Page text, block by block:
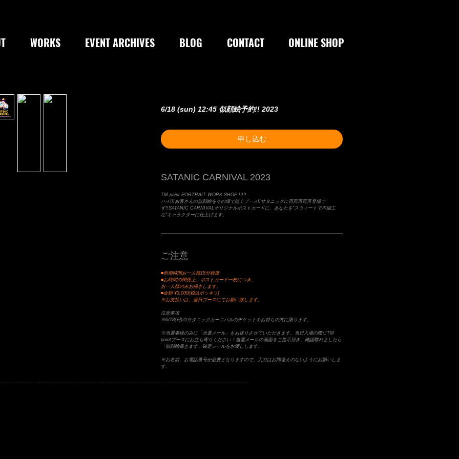
WORKS EVENT ARCHIVES BLOG CONTACT ONLINE SHOP
6/18 (sun) 12:45 似顔絵予約!! 2023
申し込む
SATANIC CARNIVAL 2023
TM paint PORTRAIT WORK SHOP !!!!!
ハイ!!!お客さんの似顔絵をその場で描くブース!!サタニックに再再再再再登場で
す!!SATANIC CARNIVALオリジナルポストカードに、あなたを"スウィートで不細工
な"キャラクターに仕上げます。
ご注意
■所用時間お一人様15分程度
■お時間の関係上、ポストカード一枚につき、
お一人様のみお描きします。
■金額 ¥3,000(税込ポッキリ)
※お支払いは、当日ブースにてお願い致します。
注意事項
※6/18(日)のサタニックカーニバルのチケットをお持ちの方に限ります。
※当選者様のみに「当選メール」をお送りさせていただきます。当日入場の際にTM
paintブースにお立ち寄りください！当選メールの画面をご提示頂き、確認取れましたら
「似顔絵書きます」確定シールをお渡しします。
※お名前、お電話番号が必要となりますので、入力はお間違えのないようにお願いしま
す。